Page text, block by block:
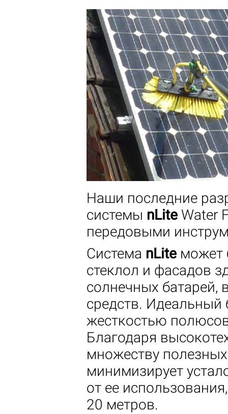
Наши последние
системы nLite Water
передовыми
Система nLite может
стеклол и фасадов
солнечных батарей,
средств.
жесткостью
Благодаря
множеству
минимизирует
от ее
20 метров.